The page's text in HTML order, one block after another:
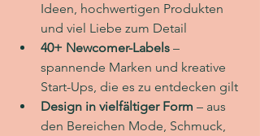
Ideen, hochwertigen Produkten
und viel Liebe zum Detail
40+ Newcomer-Labels –
spannende Marken und kreative
Start-Ups, die es zu entdecken gilt
Design in vielfältiger Form – aus
den Bereichen Mode, Schmuck,